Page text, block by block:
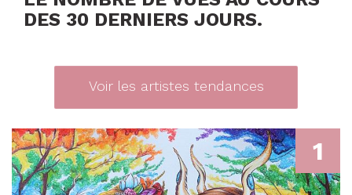
DES 30 DERNIERS JOURS.
Voir les artistes tendances
1